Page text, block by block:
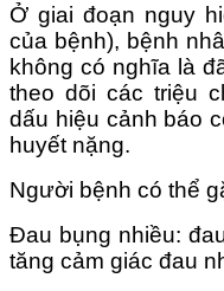
Ở giai đoạn nguy
của bệnh), bệnh
không có nghĩa là
theo dõi các triệu
dấu hiệu cảnh báo
huyết nặng.
Người bệnh có thể
Đau bụng nhiều:
tăng cảm giác đau